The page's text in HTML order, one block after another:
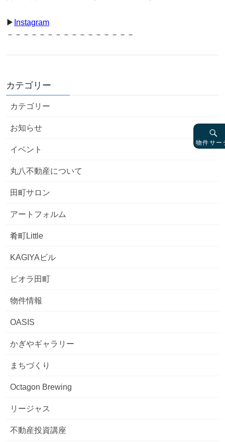
▶︎ Instagram
－－－－－－－－－－－－－－－－
カテゴリー
カテゴリー
お知らせ
イベント
丸八不動産について
田町サロン
アートフォルム
肴町Little
KAGIYAビル
ビオラ田町
物件情報
OASIS
かぎやギャラリー
まちづくり
Octagon Brewing
リージャス
不動産投資講座
物件サー